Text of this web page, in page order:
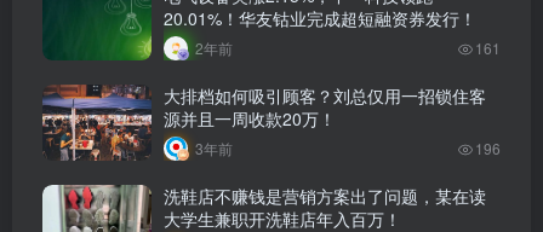
20.01%！华友钴业完成超短融资券发行！
2年前 161
大排档如何吸引顾客？刘总仅用一招锁住客
源并且一周收款20万！
3年前 196
洗鞋店不赚钱是营销方案出了问题，某在读
大学生兼职开洗鞋店年入百万！